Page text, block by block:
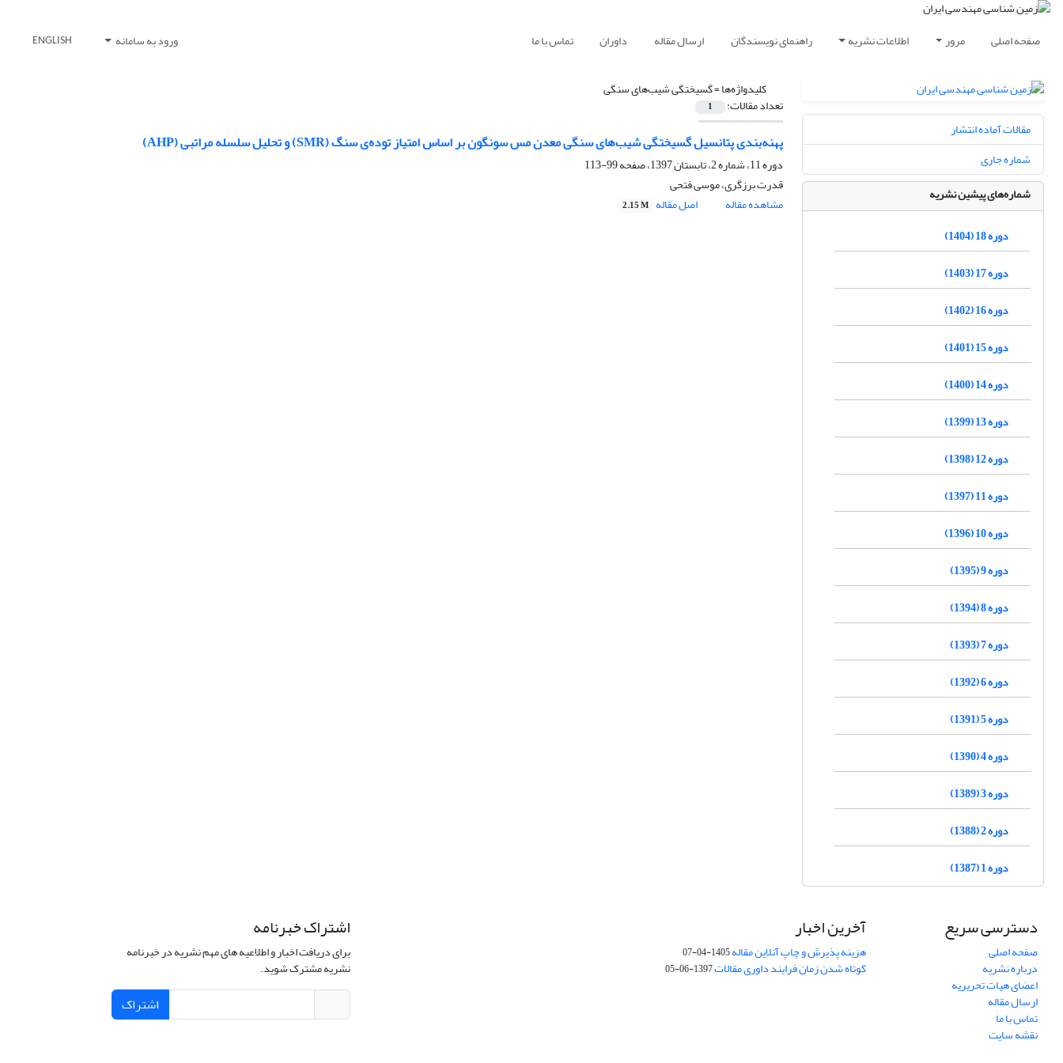
صفحه اصلی مرور اطلاعات نشریه راهنمای نویسندگان ارسال مقاله داوران تماس با ما ورود به سامانه ENGLISH
کلیدواژه‌ها =گسیختگی شیب‌های سنگی
تعداد مقالات: 1
پهنه‌بندی پتانسیل گسیختگی شیب‌های سنگی معدن مس سونگون بر اساس امتیاز توده‌ی سنگ (SMR) و تحلیل سلسله مراتبی (AHP)
دوره 11، شماره 2، تابستان 1397، صفحه
99-113
قدرت برزگری، موسی فتحی
مشاهده مقاله
اصل مقاله 2.15 M
مقالات آماده انتشار
شماره جاری
شماره‌های پیشین نشریه
دوره 18 (1404)
دوره 17 (1403)
دوره 16 (1402)
دوره 15 (1401)
دوره 14 (1400)
دوره 13 (1399)
دوره 12 (1398)
دوره 11 (1397)
دوره 10 (1396)
دوره 9 (1395)
دوره 8 (1394)
دوره 7 (1393)
دوره 6 (1392)
دوره 5 (1391)
دوره 4 (1390)
دوره 3 (1389)
دوره 2 (1388)
دوره 1 (1387)
دسترسی سریع
صفحه اصلی
درباره نشریه
اعضای هیات تحریریه
ارسال مقاله
تماس با ما
نقشه سایت
آخرین اخبار
هزینه پذیرش و چاپ آنلاین مقاله1405-04-07
کوتاه شدن زمان فرایند داوری مقالات1397-06-05
اشتراک خبرنامه
برای دریافت اخبار و اطلاعیه های مهم نشریه در خبرنامه
نشریه مشترک شوید.
اشتراک